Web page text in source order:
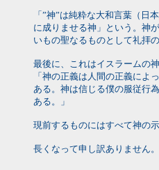
「”神”は純粋な大和言葉（
に成りませる神」という。神
いもの聖なるものとして礼拝
最後に、これはイスラームの
「神の正義は人間の正義に
ある。神は信じる僕の服従行
ある。」
現前するものにはすべて神の
長くなって申し訳ありません。